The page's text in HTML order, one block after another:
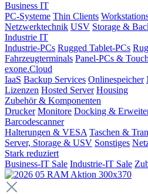
Business IT
PC-Systeme Thin Clients
Netzwerktechnik USV Storage &
Industrie IT
Industrie-PCs Rugged Tablet-PCs
Fahrzeugterminals Panel-PCs &
exone.Cloud
IaaS Backup Services Onlinespeicher
Lizenzen Hosted Server Housing
Zubehör & Komponenten
Drucker Monitore Docking &
Barcodescanner
Halterungen & VESA Taschen &
Server, Storage & USV Sonstiges
Stark reduziert
Business-IT Sale Industrie-IT Sale